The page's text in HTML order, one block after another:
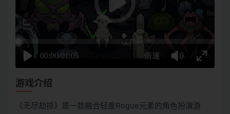
游戏介绍
《无尽劫掠》是一款融合轻度Rogue元素的角色扮演游